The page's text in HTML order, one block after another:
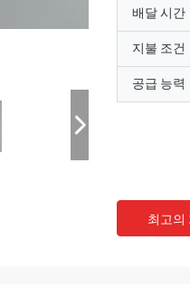
배달 시간
지불 조건
공급 능력
최고의